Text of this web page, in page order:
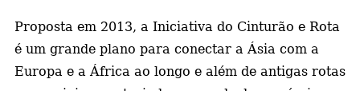
Proposta em 2013, a Iniciativa do Cinturão e Rota
é um grande plano para conectar a Ásia com a
Europa e a África ao longo e além de antigas rotas